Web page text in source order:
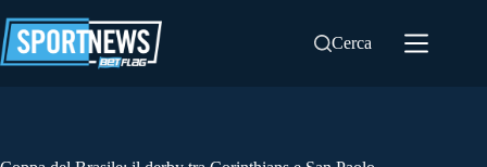
al
contenuto
Cerca